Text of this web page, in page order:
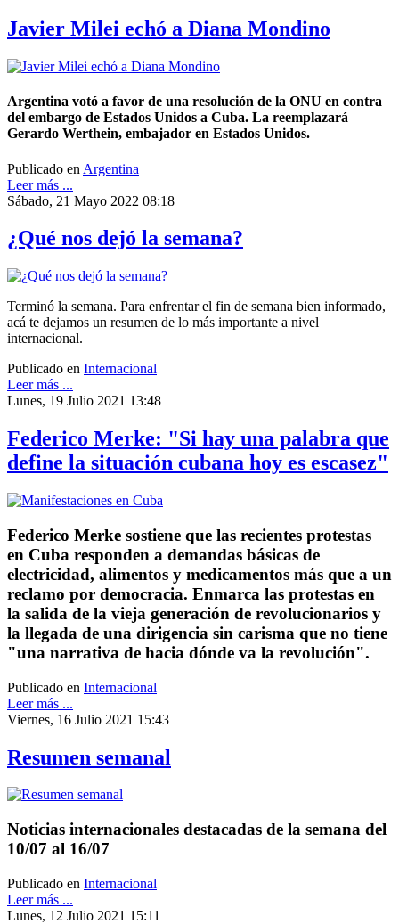
Javier Milei echó a Diana Mondino
Argentina votó a favor de una resolución de la ONU en contra
del embargo de Estados Unidos a Cuba. La reemplazará
Gerardo Werthein, embajador en Estados Unidos.
Publicado en Argentina
Leer más ...
Sábado, 21 Mayo 2022 08:18
¿Qué nos dejó la semana?
Terminó la semana. Para enfrentar el fin de semana bien informado,
acá te dejamos un resumen de lo más importante a nivel
internacional.
Publicado en Internacional
Leer más ...
Lunes, 19 Julio 2021 13:48
Federico Merke: "Si hay una palabra que
define la situación cubana hoy es escasez"
Federico Merke sostiene que las recientes protestas
en Cuba responden a demandas básicas de
electricidad, alimentos y medicamentos más que a un
reclamo por democracia. Enmarca las protestas en
la salida de la vieja generación de revolucionarios y
la llegada de una dirigencia sin carisma que no tiene
"una narrativa de hacia dónde va la revolución".
Publicado en Internacional
Leer más ...
Viernes, 16 Julio 2021 15:43
Resumen semanal
Noticias internacionales destacadas de la semana del
10/07 al 16/07
Publicado en Internacional
Leer más ...
Lunes, 12 Julio 2021 15:11